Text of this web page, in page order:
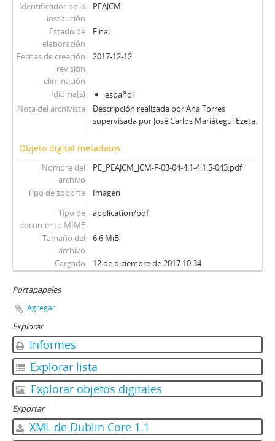
Identificador de la
institución
PEAJCM
Estado de
elaboración
Final
Fechas de creación
revisión
eliminación
2017-12-12
Idioma(s)
español
Nota del archivista
Descripción realizada por Ana Torres
supervisada por José Carlos Mariátegui Ezeta.
Objeto digital metadatos
Nombre del
archivo
PE_PEAJCM_JCM-F-03-04-4.1-4.1.5-043.pdf
Tipo de soporte
Imagen
Tipo de
documento MIME
application/pdf
Tamaño del
archivo
6.6 MiB
Cargado 12 de diciembre de 2017 10:34
Portapapeles
Agregar
Explorar
Informes
Explorar lista
Explorar objetos digitales
Exportar
XML de Dublin Core 1.1